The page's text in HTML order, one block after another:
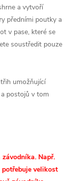
a vytvoří
předními poutky a
v pase, které se
soustředit pouze
umožňující
postojů v tom
závodníka. Např.
potřebuje velikost